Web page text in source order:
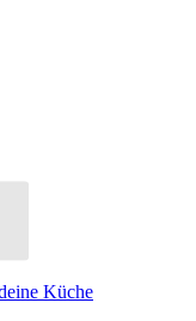
Küche